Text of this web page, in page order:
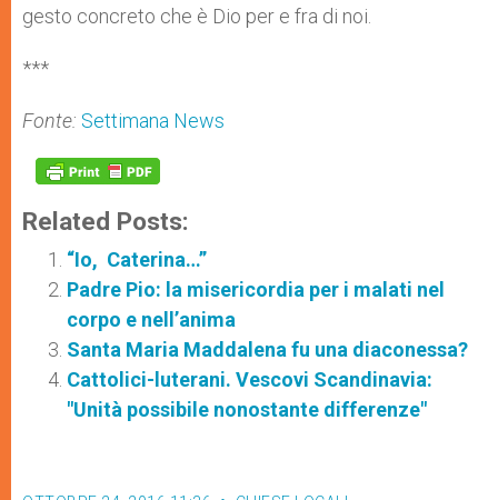
gesto concreto che è Dio per e fra di noi.
***
Fonte: Settimana News
Related Posts:
“Io, Caterina…”
Padre Pio: la misericordia per i malati nel
corpo e nell’anima
Santa Maria Maddalena fu una diaconessa?
Cattolici-luterani. Vescovi Scandinavia:
"Unità possibile nonostante differenze"